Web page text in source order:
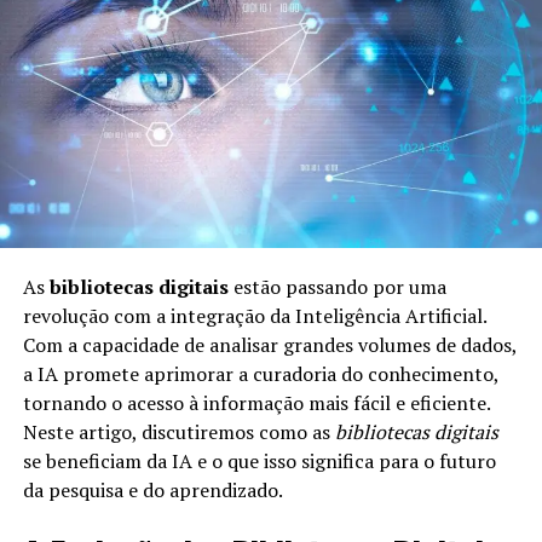
roteiro é o diálogo. As conversas são repletas de
nuances e subtextos, permitindo que o público sinta a
profundidade das emoções dos personagens. Isso cria
momentos de humor e drama que ressoam
profundamente com a audiência, aumentando o apego
emocional aos personagens.
Como os Dados Influenciam a
Estrutura da Série
A série se beneficia enormemente do uso de dados na
criação de sua estrutura e na definição de seus arcos
narrativos. O uso de dados analíticos para compreender
as preferências do público ajuda a moldar a direção da
trama.
Pesquisa de audiência:Os criadores analisam o
feedback do público sobre episódios anteriores para
Asbibliotecas digitaisestão passando por uma
revolução com a integração da Inteligência Artificial.
Com a capacidade de analisar grandes volumes de dados,
a IA promete aprimorar a curadoria do conhecimento,
tornando o acesso à informação mais fácil e eficiente.
Neste artigo, discutiremos como as bibliotecas digitais
se beneficiam da IA e o que isso significa para o futuro
da pesquisa e do aprendizado.